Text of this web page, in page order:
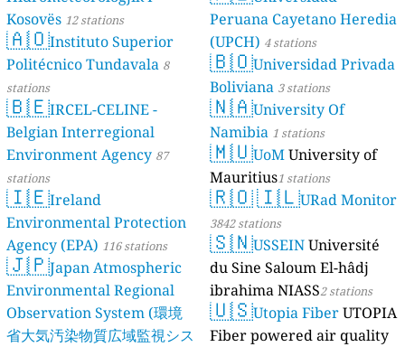
Kosovës 12 stations
🇦🇴Instituto Superior
Politécnico Tundavala 8
stations
🇧🇪IRCEL-CELINE -
Belgian Interregional
Environment Agency 87
stations
🇮🇪Ireland
Environmental Protection
Agency (EPA) 116 stations
🇯🇵Japan Atmospheric
Environmental Regional
Observation System (環境
省大気汚染物質広域監視シス
Peruana Cayetano Heredia
(UPCH) 4 stations
🇧🇴Universidad Privada
Boliviana 3 stations
🇳🇦University Of
Namibia 1 stations
🇲🇺UoMUniversity of
Mauritius1 stations
🇷🇴🇮🇱URad Monitor
3842 stations
🇸🇳USSEINUniversité
du Sine Saloum El-hâdj
ibrahima NIASS2 stations
🇺🇸Utopia FiberUTOPIA
Fiber powered air quality